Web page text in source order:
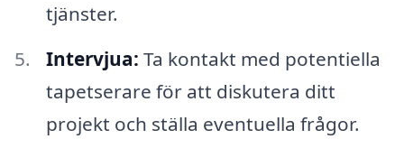
tjänster.
Intervjua: Ta kontakt med potentiella
tapetserare för att diskutera ditt
projekt och ställa eventuella frågor.